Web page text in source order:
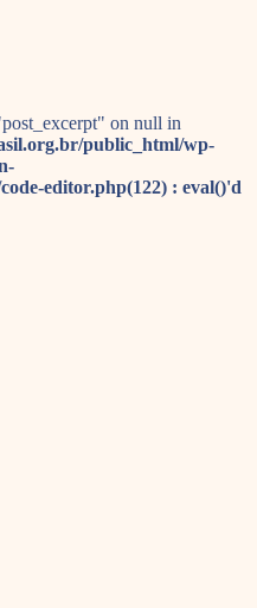
on null in
public_html/wp-
editor.php(122) : eval()'d